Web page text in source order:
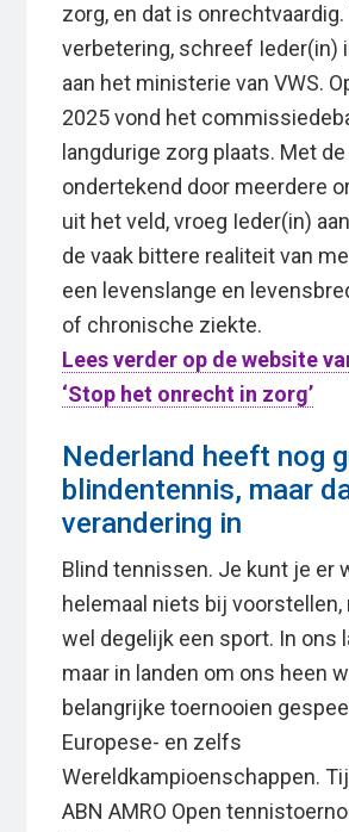
zorg, en dat is
verbetering, schreef Ieder(in)
aan het ministerie van VWS.
2025 vond het
langdurige zorg plaats. Met
ondertekend door meerdere
uit het veld, vroeg Ieder(in)
de vaak bittere realiteit van
een levenslange en
of chronische ziekte.
Lees verder op de website
‘Stop het onrecht in zorg’
Nederland heeft nog
blindentennis, maar
verandering in
Blind tennissen. Je kunt je er
helemaal niets bij voorstellen,
wel degelijk een sport. In ons
maar in landen om ons heen
belangrijke toernooien
Europese- en zelfs
Wereldkampioenschappen.
ABN AMRO Open